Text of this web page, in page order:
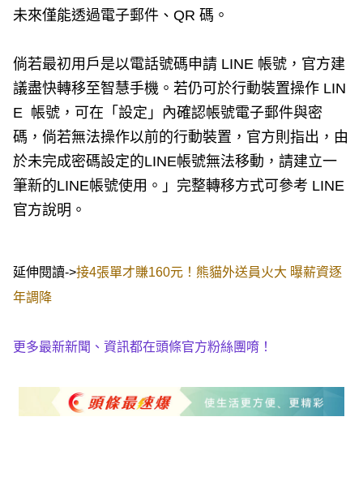
未來僅能透過電子郵件、QR 碼。
倘若最初用戶是以電話號碼申請 LINE 帳號，官方建
議盡快轉移至智慧手機。若仍可於行動裝置操作 LIN
E 帳號，可在「設定」內確認帳號電子郵件與密
碼，倘若無法操作以前的行動裝置，官方則指出，由
於未完成密碼設定的LINE帳號無法移動，請建立一
筆新的LINE帳號使用。」完整轉移方式可參考 LINE
官方說明。
延伸閱讀->接4張單才賺160元！熊貓外送員火大 曝薪資逐
年調降
更多最新新聞、資訊都在頭條官方粉絲團唷！